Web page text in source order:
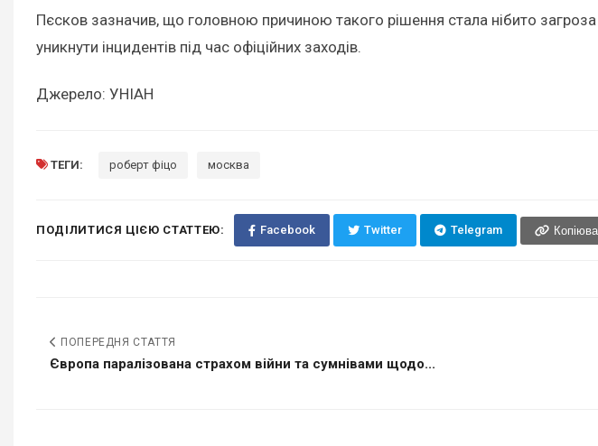
Пєсков зазначив, що головною причиною такого рішення стала нібито
уникнути інцидентів під час офіційних заходів.
Джерело: УНІАН
ТЕГИ: роберт фіцо москва
ПОДІЛИТИСЯ ЦІЄЮ СТАТТЕЮ: Facebook Twitter Telegram
ПОПЕРЕДНЯ СТАТТЯ
Європа паралізована страхом війни та сумнівами щодо...